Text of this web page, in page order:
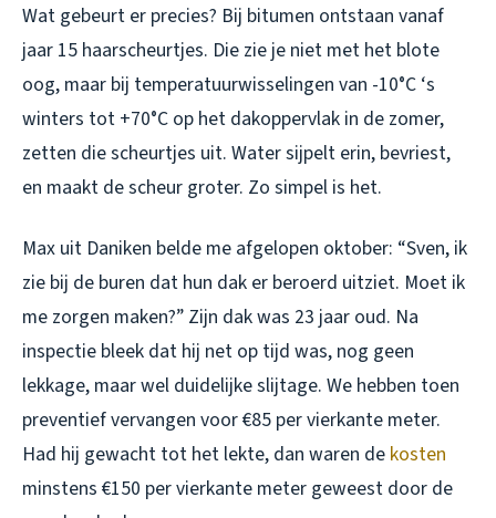
Wat gebeurt er precies? Bij bitumen ontstaan vanaf
jaar 15 haarscheurtjes. Die zie je niet met het blote
oog, maar bij temperatuurwisselingen van -10°C ‘s
winters tot +70°C op het dakoppervlak in de zomer,
zetten die scheurtjes uit. Water sijpelt erin, bevriest,
en maakt de scheur groter. Zo simpel is het.
Max uit Daniken belde me afgelopen oktober: “Sven, ik
zie bij de buren dat hun dak er beroerd uitziet. Moet ik
me zorgen maken?” Zijn dak was 23 jaar oud. Na
inspectie bleek dat hij net op tijd was, nog geen
lekkage, maar wel duidelijke slijtage. We hebben toen
preventief vervangen voor €85 per vierkante meter.
Had hij gewacht tot het lekte, dan waren de kosten
minstens €150 per vierkante meter geweest door de